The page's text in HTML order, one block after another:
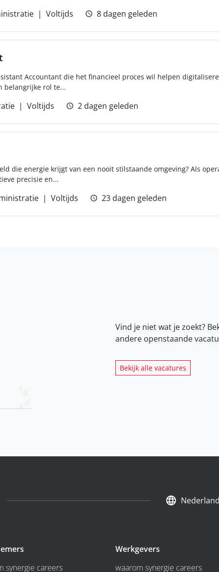
Voltijds 8 dagen geleden
Accountant die het financieel proces wil helpen
belangrijke rol te...
Voltijds 2 dagen geleden
die energie krijgt van een nooit stilstaande omgeving? Als
precisie en...
Voltijds 23 dagen geleden
Vind je niet wat je zoekt?
andere openstaande
Bekijk alle vacatures
synergie careers
Werkgevers
waarom synergie careers